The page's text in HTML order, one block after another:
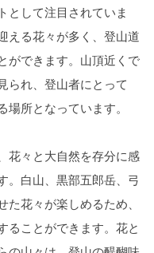
として注目されていま
える花々が多く、登山道
ができます。山頂近くで
られ、登山者にとって
所となっています。
花々と大自然を存分に感
。白山、黒部五郎岳、弓
花々が楽しめるため、
ることができます。花と